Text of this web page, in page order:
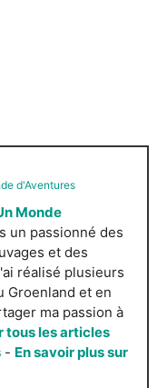
d'Aventures
Monde
un passionné des
et des
réalisé plusieurs
Groenland et en
ma passion à
tous les articles
- En savoir plus sur